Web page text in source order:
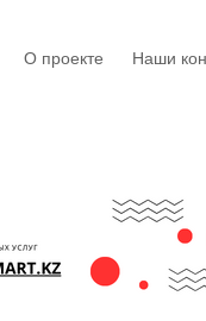
О проекте Наши